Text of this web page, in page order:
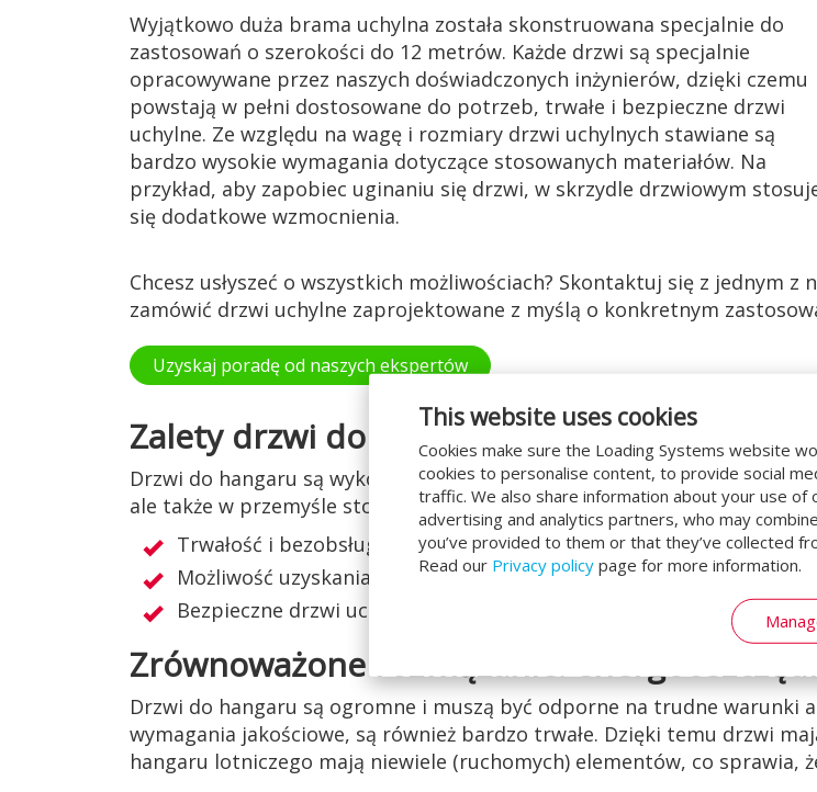
This website uses cookies
Cookies make sure the Loading Systems website
cookies to personalise content, to provide social
traffic. We also share information about your use of
advertising and analytics partners, who may
you’ve provided to them or that they’ve collected
Read our Privacy policy page for more information.
Wyjątkowo duża brama uchylna została skonstruowana specjalnie do
zastosowań o szerokości do 12 metrów. Każde drzwi są specjalnie
opracowywane przez naszych doświadczonych inżynierów, dzięki czemu
powstają w pełni dostosowane do potrzeb, trwałe i bezpieczne drzwi
uchylne. Ze względu na wagę i rozmiary drzwi uchylnych stawiane są
bardzo wysokie wymagania dotyczące stosowanych materiałów. Na
przykład, aby zapobiec uginaniu się drzwi, w skrzydle drzwiowym
się dodatkowe wzmocnienia.
Chcesz usłyszeć o wszystkich możliwościach? Skontaktuj się z jednym
zamówić drzwi uchylne zaprojektowane z myślą o konkretnym
Uzyskaj poradę od naszych ekspertów
Zalety drzwi do hangaru
Drzwi do hangaru są wykonane w bardzo dużych wymiarach. Dlatego
ale także w przemyśle stoczniowym. Zalety naszych drzwi do hangaru:
Trwałość i bezobsługowe stosowanie
Możliwość uzyskania dużych wymiarów
Bezpieczne drzwi uchylne
Zrównoważone rozwiązanie:
Drzwi do hangaru są ogromne i muszą być odporne na trudne warunki
wymagania jakościowe, są również bardzo trwałe. Dzięki temu drzwi
hangaru lotniczego mają niewiele (ruchomych) elementów, co sprawia,